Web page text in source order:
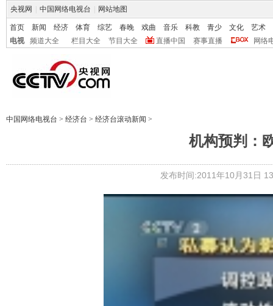
央视网 中国网络电视台 网站地图
首页 新闻 经济 体育 综艺 春晚 戏曲 音乐 科教 青少 文化
艺术
电视
频道大全 栏目大全 节目大全 直播中国 赛事直播 网络
中国网络电视台 > 经济台 > 经济台滚动新闻 >
机构预判：
发布时间:2011年10月31日